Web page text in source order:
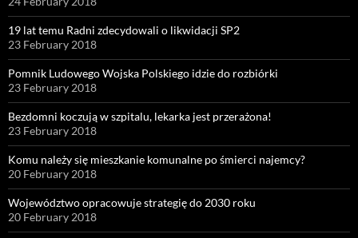
19 lat temu Radni zdecydowali o likwidacji SP2
23 February 2018
Pomnik Ludowego Wojska Polskiego idzie do rozbiórki
23 February 2018
Bezdomni koczują w szpitalu, lekarka jest przerażona!
23 February 2018
Komu należy się mieszkanie komunalne po śmierci najemcy?
20 February 2018
Województwo opracowuje strategię do 2030 roku
20 February 2018